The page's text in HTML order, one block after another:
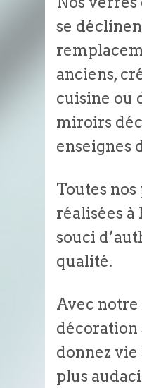
se
anciens,
cuisine ou
miroirs
enseignes
Toutes
réalisées à
souci
qualité.
Avec notre
décoration
donnez vie
plus